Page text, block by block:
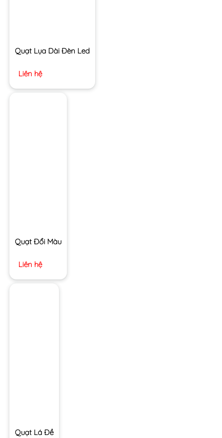
Quạt Lụa Dài Đèn Led
Liên hệ
Quạt Đổi Màu
Liên hệ
Quạt Lá Đề